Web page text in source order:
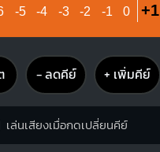
-5 -4 -3 -2 -1 0 +1
− ลดคีย์ + เพิ่มคีย์
เล่นเสียงเมื่อกดเปลี่ยนคีย์